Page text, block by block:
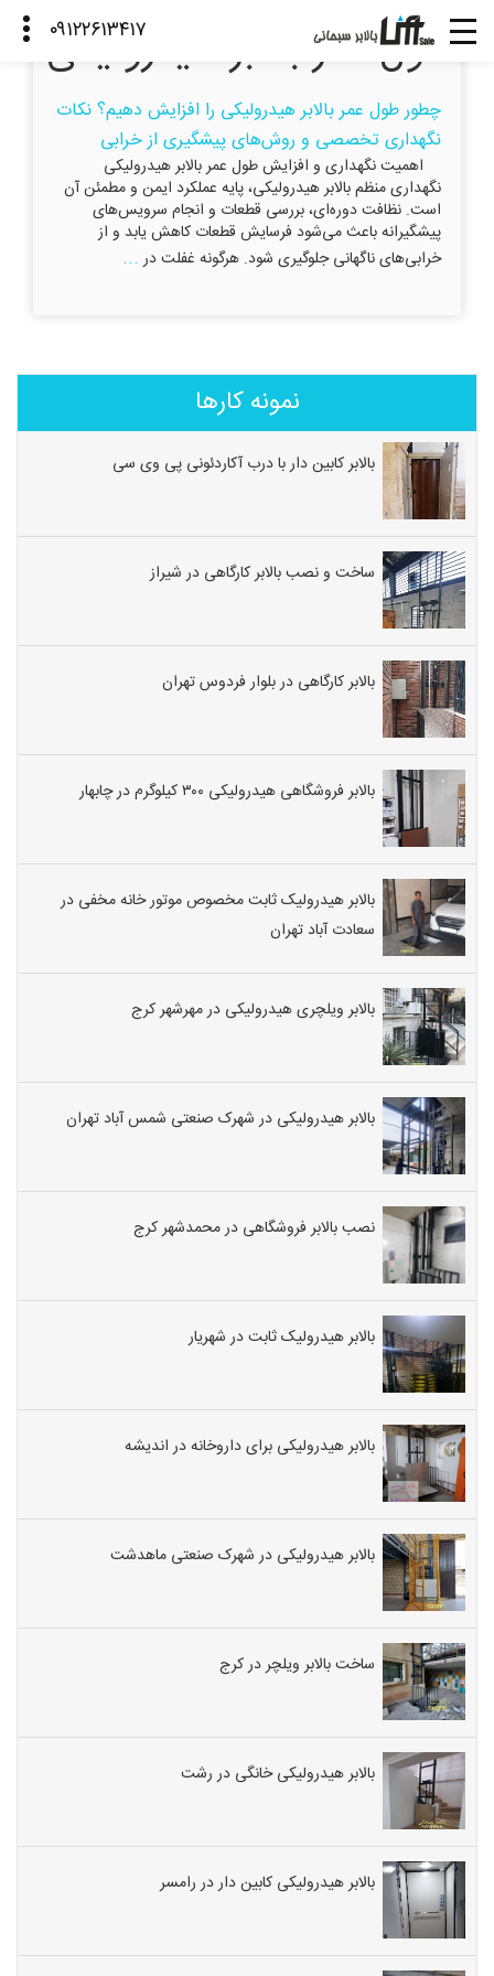
طول عمر بالابر هیدرولیکی
چطور طول عمر بالابر هیدرولیکی را افزایش دهیم؟ نکات
نگهداری تخصصی و روش‌های پیشگیری از خرابی
اهمیت نگهداری و افزایش طول عمر بالابر هیدرولیکی
نگهداری منظم بالابر هیدرولیکی، پایه عملکرد ایمن و مطمئن آن
است. نظافت دوره‌ای، بررسی قطعات و انجام سرویس‌های
پیشگیرانه باعث می‌شود فرسایش قطعات کاهش یابد و از
خرابی‌های ناگهانی جلوگیری شود. هرگونه غفلت در ...
نمونه کارها
بالابر کابین دار با درب آکاردئونی پی وی سی
ساخت و نصب بالابر کارگاهی در شیراز
بالابر کارگاهی در بلوار فردوس تهران
بالابر فروشگاهی هیدرولیکی ۳۰۰ کیلوگرم در چابهار
بالابر هیدرولیک ثابت مخصوص موتور خانه مخفی در
سعادت آباد تهران
بالابر ویلچری هیدرولیکی در مهرشهر کرج
بالابر هیدرولیکی در شهرک صنعتی شمس آباد تهران
نصب بالابر فروشگاهی در محمدشهر کرج
بالابر هیدرولیک ثابت در شهریار
بالابر هیدرولیکی برای داروخانه در اندیشه
بالابر هیدرولیکی در شهرک صنعتی ماهدشت
ساخت بالابر ویلچر در کرج
بالابر هیدرولیکی خانگی در رشت
بالابر هیدرولیکی کابین دار در رامسر